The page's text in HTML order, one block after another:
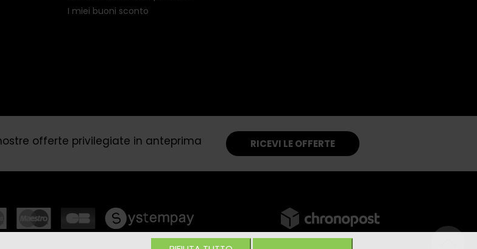
I miei buoni sconto
offerte privilegiate in anteprima RICEVI LE OFFERTE